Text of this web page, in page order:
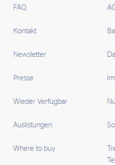
FAQ
Kontakt
Newsletter
Presse
Wieder Verfügbar
Auslistungen
Where to buy